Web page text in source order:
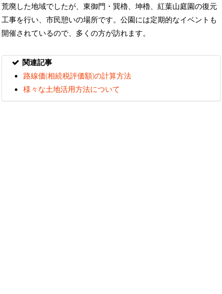
荒廃した地域でしたが、東御門・巽櫓、坤櫓、紅葉山庭園の復元
工事を行い、市民憩いの場所です。公園には定期的なイベントも
開催されているので、多くの方が訪れます。
関連記事
路線価(相続税評価額)の計算方法
様々な土地活用方法について